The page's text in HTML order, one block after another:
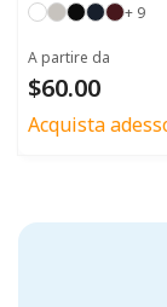
+ 9
A partire da
$60.00
Acquista